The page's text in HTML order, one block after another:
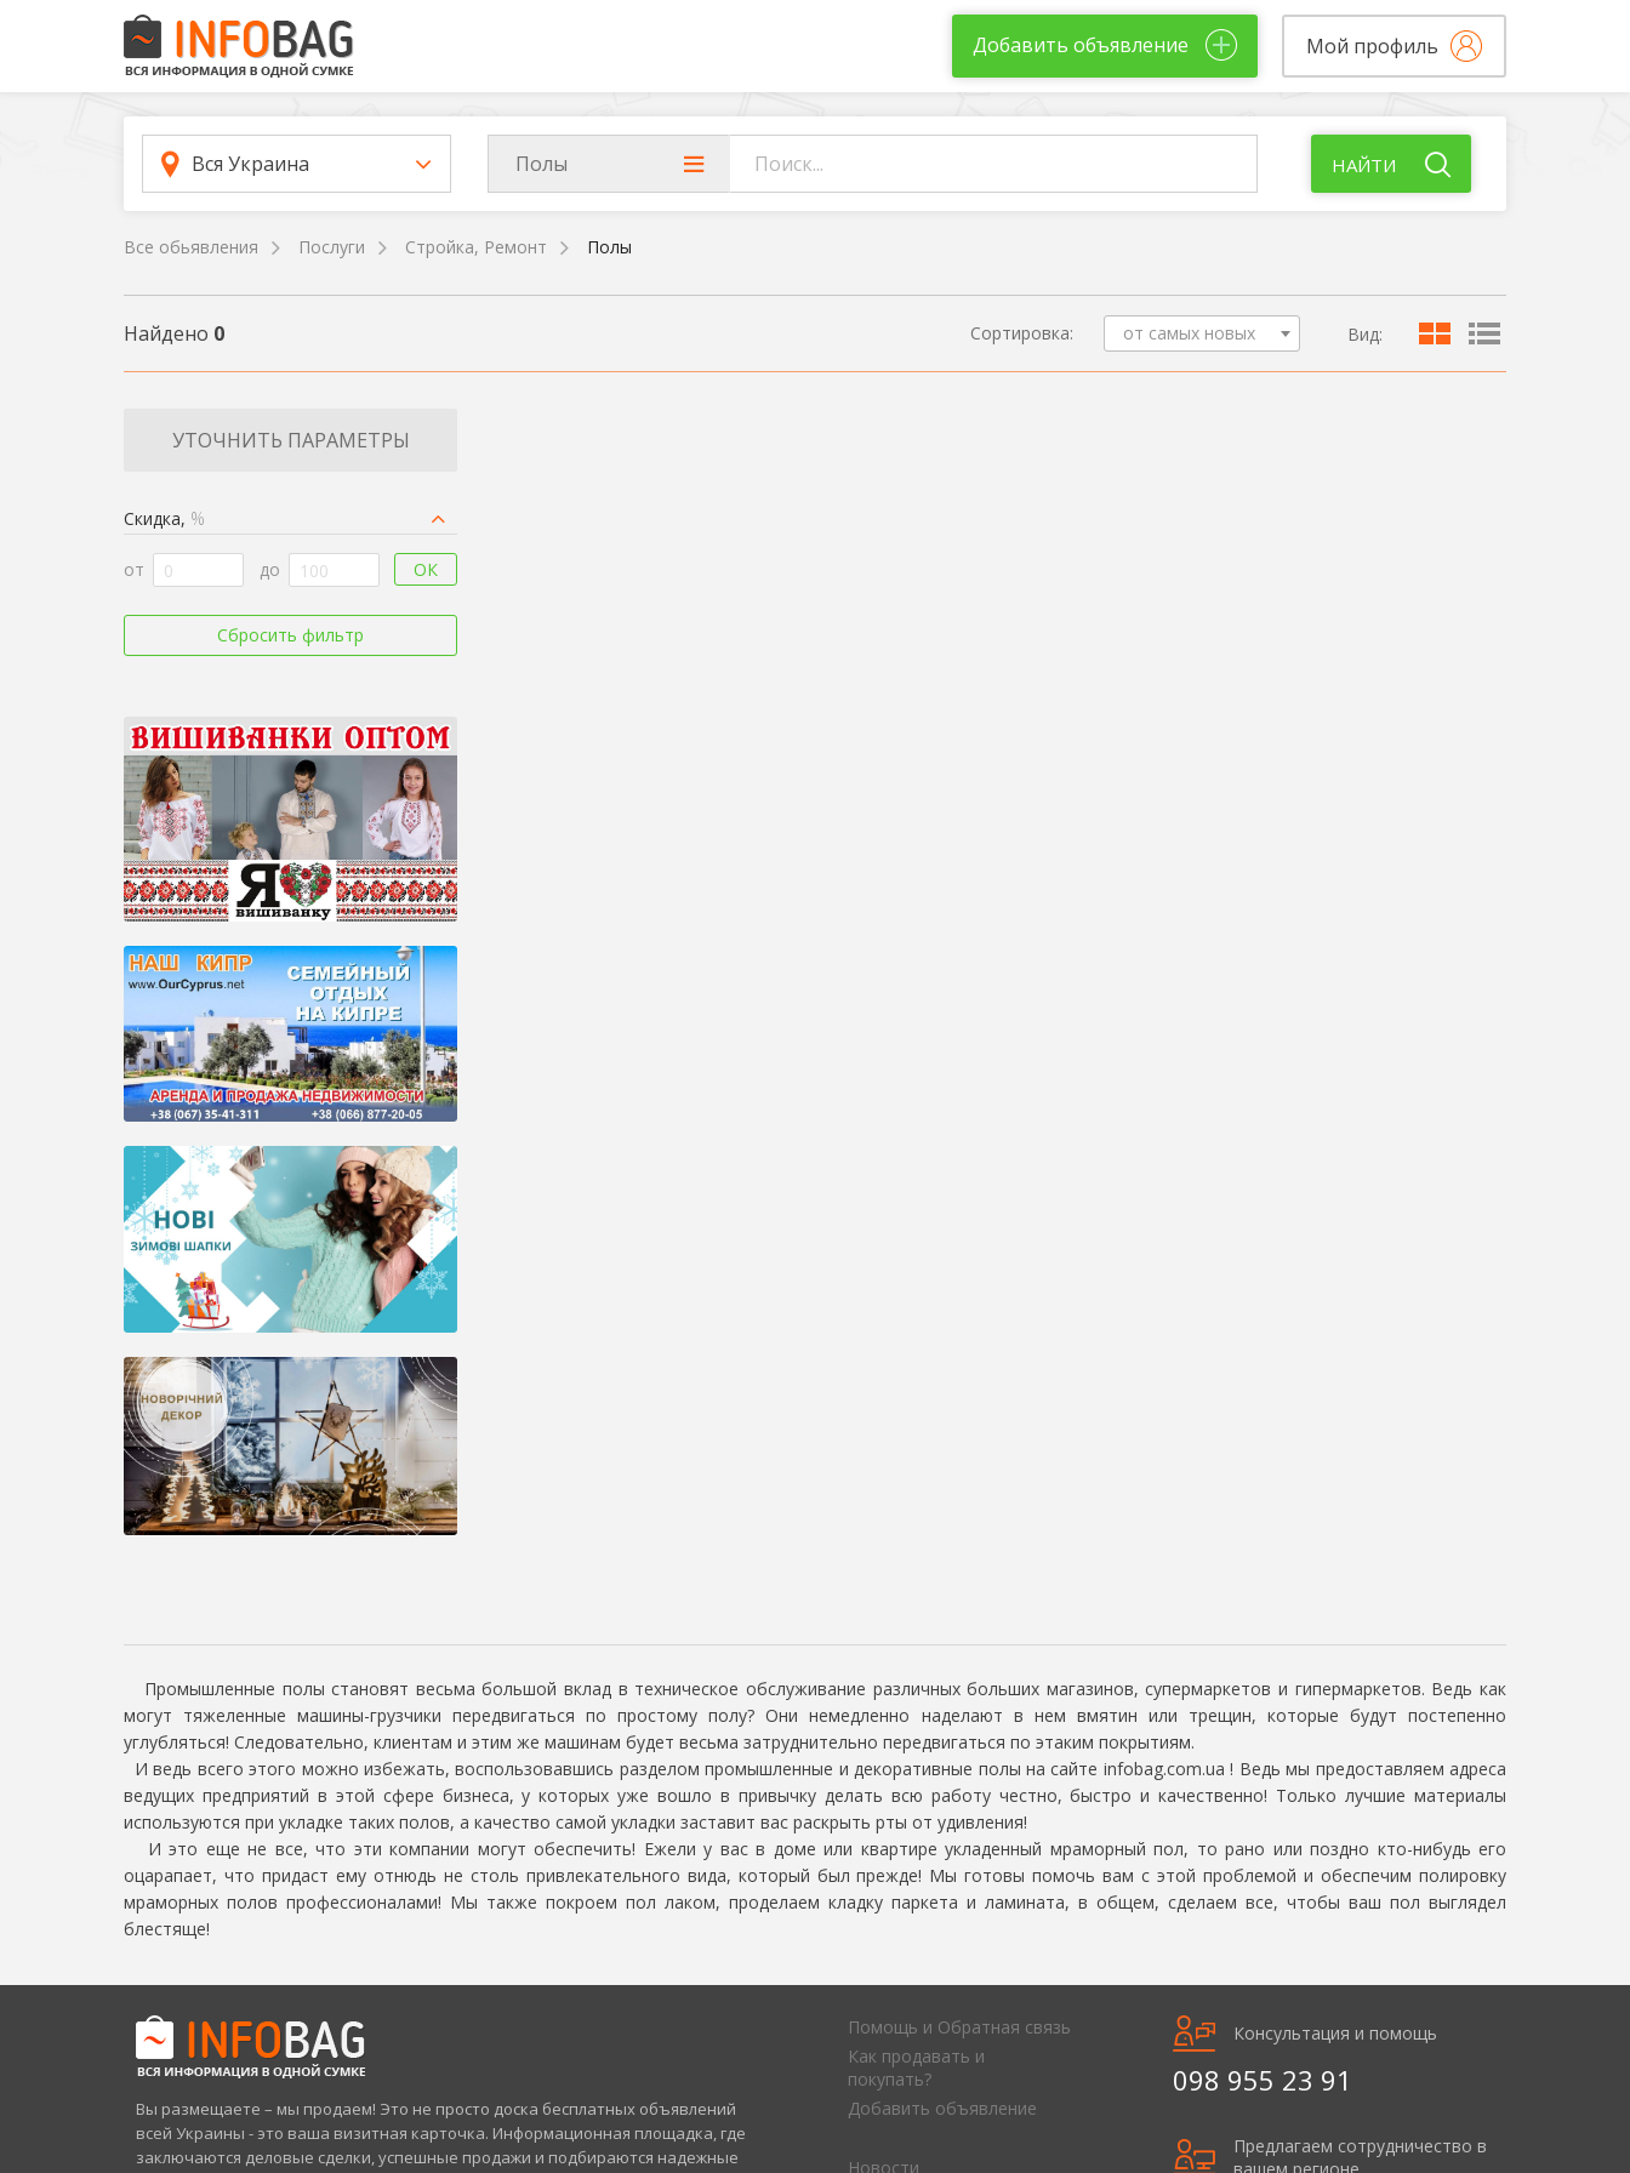
Добавить объявление Мой профиль
Вся Украина Полы НАЙТИ
Все обьявления Послуги Стройка, Ремонт Полы
Найдено 0 Сортировка: от самых новых Вид:
УТОЧНИТЬ ПАРАМЕТРЫ
Скидка, %
от до ОК
Сбросить фильтр
Промышленные полы становят весьма большой вклад в техническое обслуживание различных больших магазинов, супермаркетов и гипермаркетов. Ведь как
могут тяжеленные машины-грузчики передвигаться по простому полу? Они немедленно наделают в нем вмятин или трещин, которые будут постепенно
углубляться! Следовательно, клиентам и этим же машинам будет весьма затруднительно передвигаться по этаким покрытиям.
И ведь всего этого можно избежать, воспользовавшись разделом промышленные и декоративные полы на сайте infobag.com.ua ! Ведь мы предоставляем адреса
ведущих предприятий в этой сфере бизнеса, у которых уже вошло в привычку делать всю работу честно, быстро и качественно! Только лучшие материалы
используются при укладке таких полов, а качество самой укладки заставит вас раскрыть рты от удивления!
И это еще не все, что эти компании могут обеспечить! Ежели у вас в доме или квартире укладенный мраморный пол, то рано или поздно кто-нибудь его
оцарапает, что придаст ему отнюдь не столь привлекательного вида, который был прежде! Мы готовы помочь вам с этой проблемой и обеспечим полировку
мраморных полов профессионалами! Мы также покроем пол лаком, проделаем кладку паркета и ламината, в общем, сделаем все, чтобы ваш пол выглядел
блестяще!
Вы размещаете – мы продаем! Это не просто доска бесплатных объявлений
всей Украины - это ваша визитная карточка. Информационная площадка, где
заключаются деловые сделки, успешные продажи и подбираются надежные
Помощь и Обратная связь
Как продавать и
покупать?
Добавить объявление
Новости
Консультация и помощь
098 955 23 91
Предлагаем сотрудничество в